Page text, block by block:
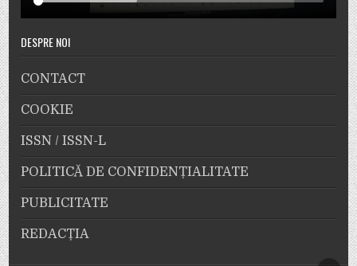
DESPRE NOI
CONTACT
COOKIE
ISSN / ISSN-L
POLITICĂ DE CONFIDENȚIALITATE
PUBLICITATE
REDACȚIA